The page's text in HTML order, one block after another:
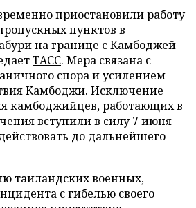
приостановили работу
пунктов в
на границе с Камбоджей
ТАСС. Мера связана с
спора и усилением
Камбоджи. Исключение
камбоджийцев, работающих в
вступили в силу 7 июня
до дальнейшего
таиландских военных,
с гибелью своего